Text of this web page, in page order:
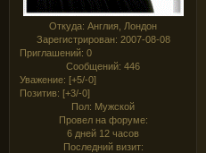
Откуда: Англия, Лондон
Зарегистрирован: 2007-08-08
Приглашений: 0
Сообщений: 446
Уважение: [+5/-0]
Позитив: [+3/-0]
Пол: Мужской
Провел на форуме:
6 дней 12 часов
Последний визит: